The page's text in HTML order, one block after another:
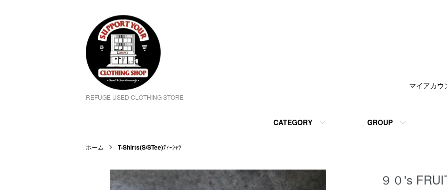
REFUGE USED CLOTHING STORE
CATEGORY GROUP
マイアカウ
ホーム T-Shirts(S/STee)ﾃｨｰｼｬﾂ
９０'s